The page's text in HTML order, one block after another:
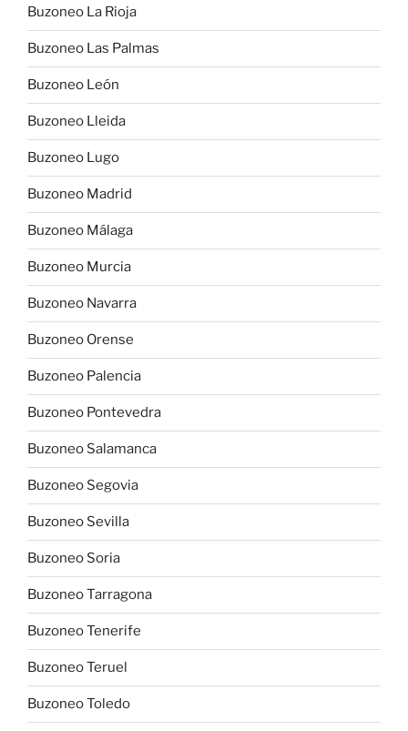
Buzoneo La Rioja
Buzoneo Las Palmas
Buzoneo León
Buzoneo Lleida
Buzoneo Lugo
Buzoneo Madrid
Buzoneo Málaga
Buzoneo Murcia
Buzoneo Navarra
Buzoneo Orense
Buzoneo Palencia
Buzoneo Pontevedra
Buzoneo Salamanca
Buzoneo Segovia
Buzoneo Sevilla
Buzoneo Soria
Buzoneo Tarragona
Buzoneo Tenerife
Buzoneo Teruel
Buzoneo Toledo